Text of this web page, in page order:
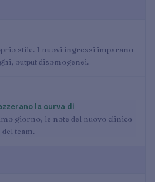
stile. I nuovi ingressi imparano
output disomogenei.
la curva di
giorno, le note del nuovo clinico
team.